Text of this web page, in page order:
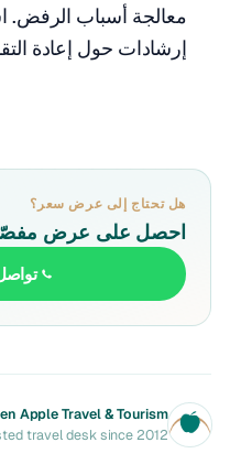
معالجة أسباب الرفض.
إرشادات حول إعادة
هل تحتاج إلى عرض سعر؟
احصل على عرض مفصّل خلال
Apple Travel & Tourism
travel desk since 2012.